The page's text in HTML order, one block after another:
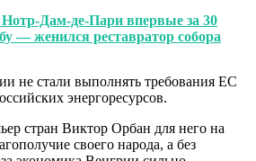
Дам-де-Пари впервые за 30
— женился реставратор собора
не стали выполнять требования ЕС
энергоресурсов.
стран Виктор Орбан для него на
своего народа, а без